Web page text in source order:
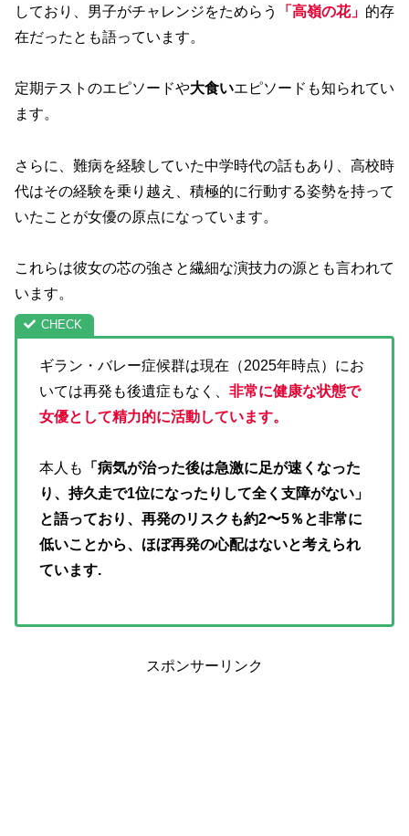
しており、男子がチャレンジをためらう
「高嶺の花」 的存
在だったとも語っています。
定期テストのエピソードや大食いエピソードも知られてい
ます。
さらに、難病を経験していた中学時代の話もあり、高校時
代はその経験を乗り越え、積極的に行動する姿勢を持って
いたことが女優の原点になっています。
これらは彼女の芯の強さと繊細な演技力の源とも言われて
います。
ギラン・バレー症候群は現在（2025年時点）にお
いては再発も後遺症もなく、 非常に健康な状態で
女優として精力的に活動しています。
本人も
「病気が治った後は急激に足が速くなった
り、持久走で1位になったりして全く支障がない」
と語っており、再発のリスクも約2〜5％と非常に
低いことから、ほぼ再発の心配はないと考えられ
ています.
スポンサーリンク